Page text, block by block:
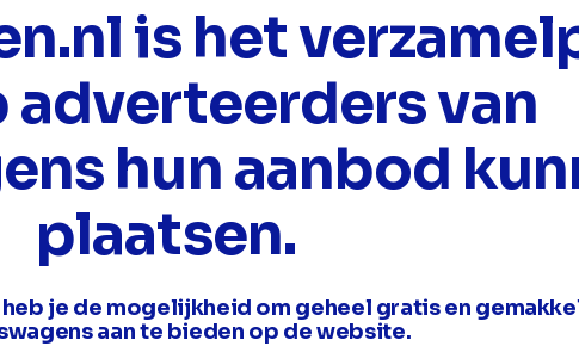
is het
adverteerders van
hun aanbod
plaatsen.
je de mogelijkheid om geheel gratis en
aan te bieden op de website.